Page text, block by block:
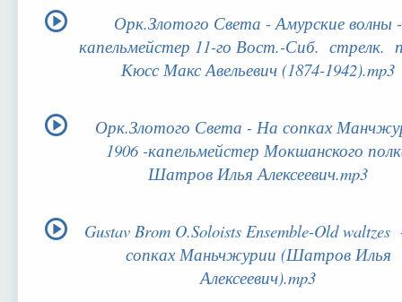
Орк.Злотого Света - Амурские волны -
капельмейстер 11-го Вост.-Сиб. стрелк.
Кюсс Макс Авельевич (1874-1942).mp3
Орк.Злотого Света - На сопках
1906 -капельмейстер Мокшанского
Шатров Илья Алексеевич.mp3
Gustav Brom O.Soloists Ensemble-Old
сопках Маньчжурии (Шатров Илья
Алексеевич).mp3